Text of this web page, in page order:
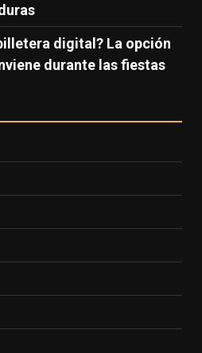
digital? La opción
durante las fiestas